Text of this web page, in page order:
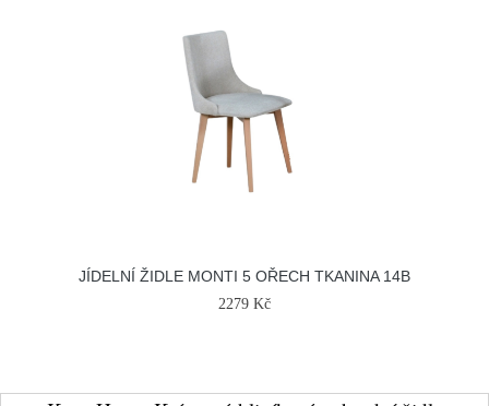
JÍDELNÍ ŽIDLE MONTI 5 OŘECH TKANINA 14B
2279 Kč